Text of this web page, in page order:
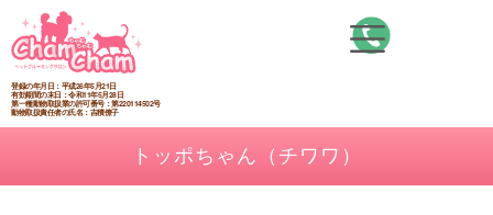
容
を
ス
キ
登録の年月日：平成26年5月21日
有効期間の末日：令和11年5月28日
第一種動物取扱業の許可番号：第220114502号
動物取扱責任者の氏名：吉積僚子
トッポちゃん（チワワ）